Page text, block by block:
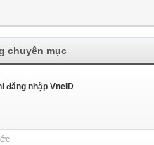
chuyên mục
đăng nhập VneID